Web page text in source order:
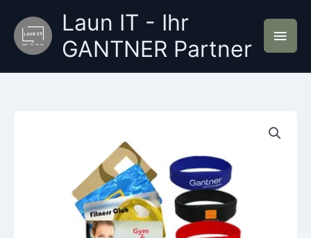
Inhalt
springen
Laun IT - Ihr
GANTNER Partner